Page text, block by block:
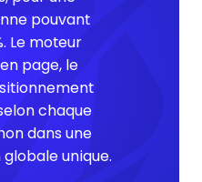
pouvant
Le moteur
page, le
chaque
dans une
unique.